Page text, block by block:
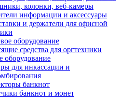
колонки, веб-камеры
информации и аксессуары
и держатели для офисной
оборудование
средства для оргтехники
оборудование
для инкассации и
банкнот
банкнот и монет